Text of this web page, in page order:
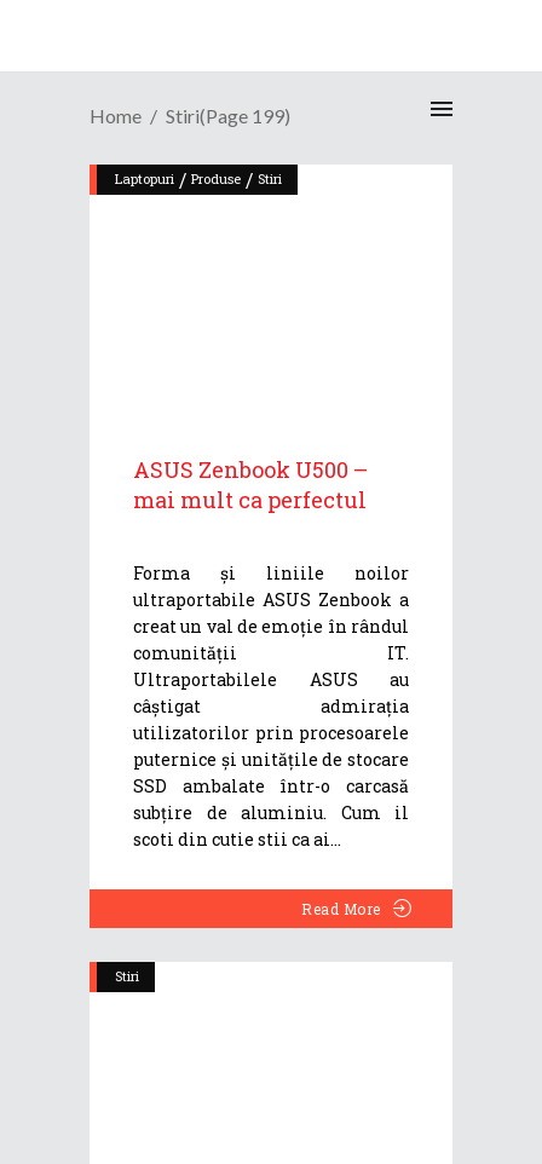
Home Stiri(Page 199)
Laptopuri / Produse / Stiri
ASUS Zenbook U500 –
mai mult ca perfectul
Forma și liniile noilor
ultraportabile ASUS Zenbook a
creat un val de emoție în rândul
comunității IT.
Ultraportabilele ASUS au
câștigat admirația
utilizatorilor prin procesoarele
puternice și unitățile de stocare
SSD ambalate într-o carcasă
subțire de aluminiu. Cum il
scoti din cutie stii ca ai
Read More
Stiri